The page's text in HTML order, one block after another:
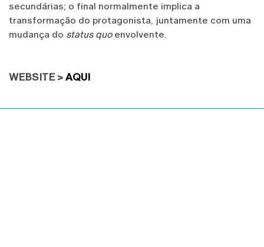
secundárias; o final normalmente implica a
transformação do protagonista, juntamente com uma
mudança do status quoenvolvente.
WEBSITE > AQUI